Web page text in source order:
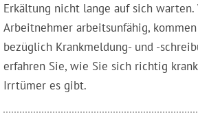
Erkältung nicht lange auf sich warten.
Arbeitnehmer arbeitsunfähig,
bezüglich Krankmeldung- und -
erfahren Sie, wie Sie sich richtig
Irrtümer es gibt.